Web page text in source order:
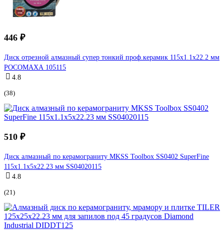
446 ₽
Диск отрезной алмазный супер тонкий проф.керамик 115х1.1х22.2 мм
РОСОМАХА 105115
4.8
(38)
510 ₽
Диск алмазный по керамограниту MKSS Toolbox SS0402 SuperFine
115x1.1x5x22.23 мм SS04020115
4.8
(21)